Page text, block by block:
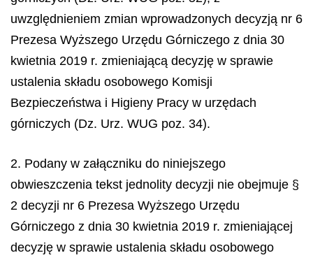
uwzględnieniem zmian wprowadzonych decyzją nr 6
Prezesa Wyższego Urzędu Górniczego z dnia 30
kwietnia 2019 r. zmieniającą decyzję w sprawie
ustalenia składu osobowego Komisji
Bezpieczeństwa i Higieny Pracy w urzędach
górniczych (Dz. Urz. WUG poz. 34).
2. Podany w załączniku do niniejszego
obwieszczenia tekst jednolity decyzji nie obejmuje §
2 decyzji nr 6 Prezesa Wyższego Urzędu
Górniczego z dnia 30 kwietnia 2019 r. zmieniającej
decyzję w sprawie ustalenia składu osobowego